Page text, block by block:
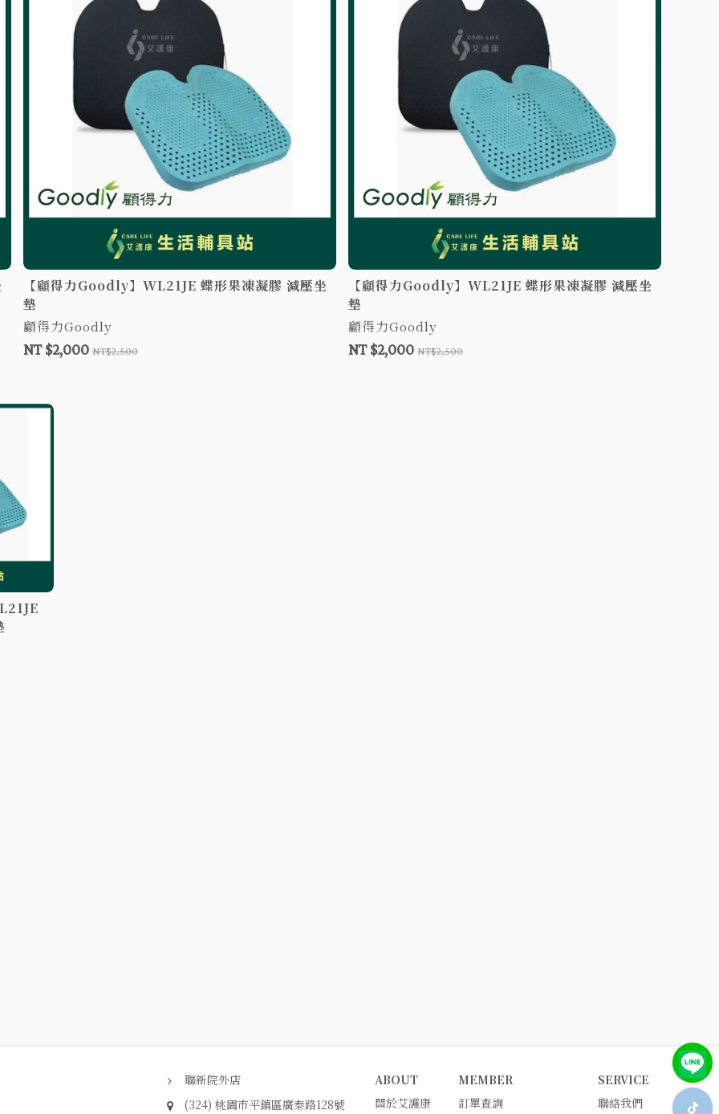
【顧得力Goodly】WL21JE 蝶形果凍凝膠 減壓坐
墊
顧得力Goodly
NT $2,000 NT$2,500
【顧得力Goodly】WL21JE 蝶形果凍凝膠 減壓坐
墊
顧得力Goodly
NT $2,000 NT$2,500
ABOUT
關於艾護康
MEMBER
訂單查詢
SERVICE
聯絡我們
聯新院外店
(324) 桃園市平鎮區廣泰路128號